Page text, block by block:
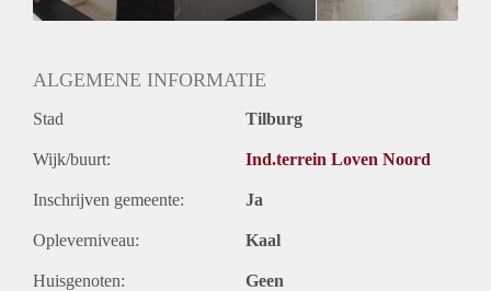
ALGEMENE INFORMATIE
Stad Tilburg
Wijk/buurt: Ind.terrein Loven Noord
Inschrijven gemeente: Ja
Opleverniveau: Kaal
Huisgenoten: Geen